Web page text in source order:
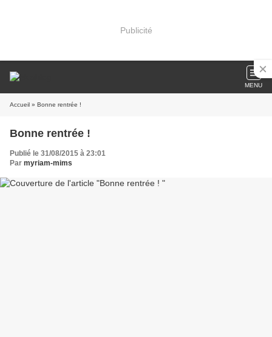
Publicité
MENU
Accueil » Bonne rentrée !
Bonne rentrée !
Publié le 31/08/2015 à 23:01
Par myriam-mims